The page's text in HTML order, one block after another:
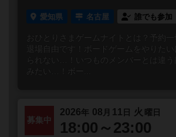
愛知県 名古屋 誰でも参加
おひとりさまゲームナイトとは？予約一
退場自由です！ボードゲームをやりたい
られない…！いつものメンバーとは違う
募集中
2026年 08 月 11 日 火 曜日
18:00～23:00